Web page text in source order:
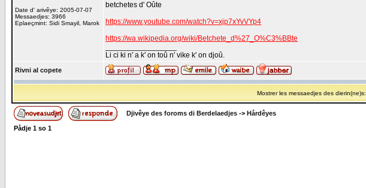
Date d' arivêye: 2005-07-07
Messaedjes: 3966
Eplaeçmint: Sidi Smayil, Marok
betchetes d' Oûte
https://www.youtube.com/watch?v=xjp7xYvVYp4
https://wa.wikipedia.org/wiki/Betchete_d%27_O%C3%BBte
Li ci ki n' a k' on toû n' vike k' on djoû.
Rivni al copete
Mostrer les messaedjes des dierin(ne)s:
Djivêye des foroms di Berdelaedjes -> Hårdêyes
Pådje 1 so 1